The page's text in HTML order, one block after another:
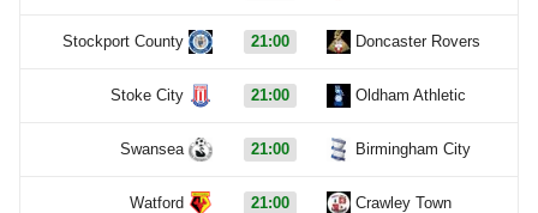
Stockport County 21:00 Doncaster Rovers
Stoke City 21:00 Oldham Athletic
Swansea 21:00 Birmingham City
Watford 21:00 Crawley Town